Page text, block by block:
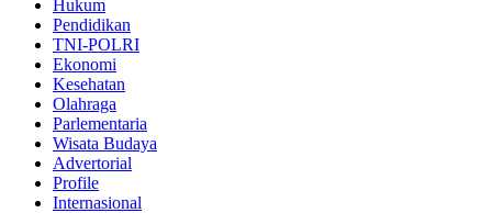
Hukum
Pendidikan
TNI-POLRI
Ekonomi
Kesehatan
Olahraga
Parlementaria
Wisata Budaya
Advertorial
Profile
Internasional